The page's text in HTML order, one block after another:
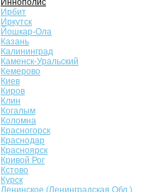
Иннополис
Ирбит
Иркутск
Йошкар-Ола
Казань
Калининград
Каменск-Уральский
Кемерово
Киев
Киров
Клин
Когалым
Коломна
Красногорск
Краснодар
Красноярск
Кривой Рог
Кстово
Курск
Ленинское (Ленинградская Обл.)